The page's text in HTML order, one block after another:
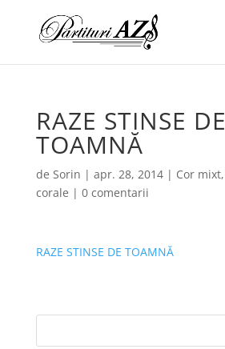
RAZE STINSE DE
TOAMNĂ
de Sorin | apr. 28, 2014| Cor mixt,
corale | 0 comentarii
RAZE STINSE DE TOAMNĂ